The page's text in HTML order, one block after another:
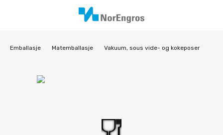
Emballasje Matemballasje Vakuum, sous vide- og kokeposer